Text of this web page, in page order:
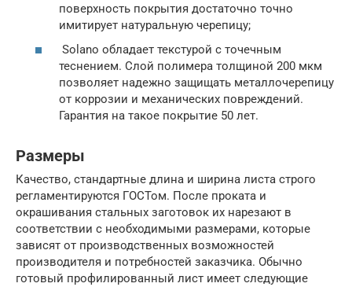
поверхность покрытия достаточно точно
имитирует натуральную черепицу;
Solano обладает текстурой с точечным
теснением. Слой полимера толщиной 200 мкм
позволяет надежно защищать металлочерепицу
от коррозии и механических повреждений.
Гарантия на такое покрытие 50 лет.
Размеры
Качество, стандартные длина и ширина листа строго
регламентируются ГОСТом. После проката и
окрашивания стальных заготовок их нарезают в
соответствии с необходимыми размерами, которые
зависят от производственных возможностей
производителя и потребностей заказчика. Обычно
готовый профилированный лист имеет следующие